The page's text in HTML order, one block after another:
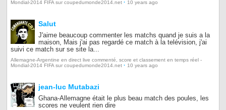
Mondial-2014 FIFA sur coupedumonde2014.net · 10 years ago
Salut
J'aime beaucoup commenter les matchs quand je suis a la
maison, Mais j'ai pas regardé ce match à la telévision, j'ai
suivi ce match sur se site la...
Allemagne-Argentine en direct live commenté, score et classement en temps réel -
Mondial-2014 FIFA sur coupedumonde2014.net · 10 years ago
jean-luc Mutabazi
Ghana-Allemagne était le plus beau match des poules, les
scores ne veulent rien dire